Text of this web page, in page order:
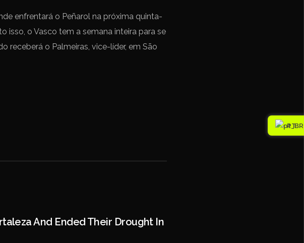
enfrentará o Peñarol na próxima quinta-
isso, o Vasco tem a semana inteira para se
receberá o Palmeiras, vice-líder, em São
And Ended Their Drought In
PT